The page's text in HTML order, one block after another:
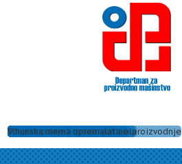
Tehnologija zavarivanja
Dobro opremljene laboratorije
Numeričke simulacije procesa proizvodnje
Održavanje mašina i uređaja
Ispitivanje strukture materijala
Alati za obradu rezanjem
Ispitivanje uzroka havarija
Nanošenje zaštitnih prevlaka
Obrade skidanjem strugotine
Projektovanje i izrada alata
3D štampa
Vrhunska merna oprema